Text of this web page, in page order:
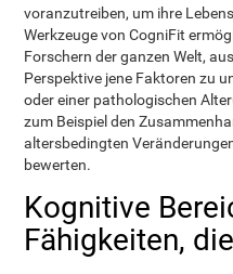
voranzutreiben, um ihre
Werkzeuge von CogniFit
Forschern der ganzen Welt,
Perspektive jene Faktoren zu
oder einer pathologischen
zum Beispiel den
altersbedingten
bewerten.
Kognitive
Fähigkeiten,